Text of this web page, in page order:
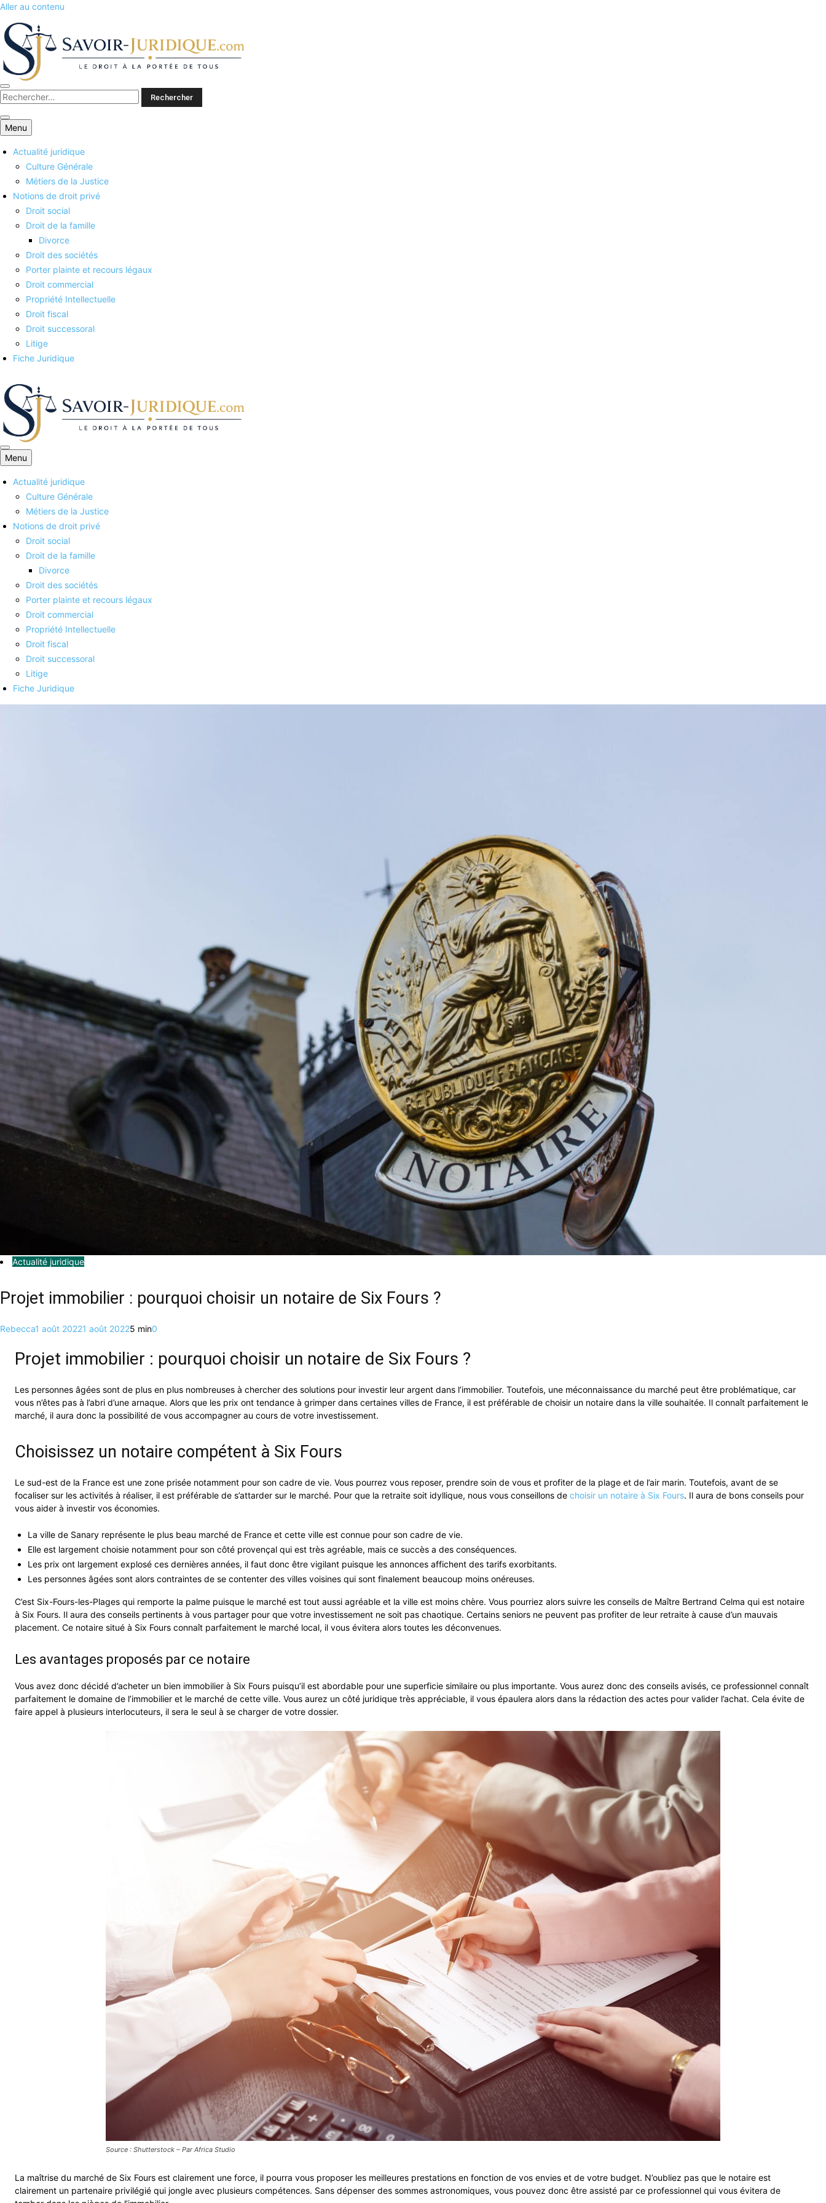
Aller au contenu
Savoirs juridiques
Menu
Actualité juridique
Culture Générale
Métiers de la Justice
Notions de droit privé
Droit social
Droit de la famille
Divorce
Droit des sociétés
Porter plainte et recours légaux
Droit commercial
Propriété Intellectuelle
Droit fiscal
Droit successoral
Litige
Fiche Juridique
Savoirs juridiques
Menu
Actualité juridique
Culture Générale
Métiers de la Justice
Notions de droit privé
Droit social
Droit de la famille
Divorce
Droit des sociétés
Porter plainte et recours légaux
Droit commercial
Propriété Intellectuelle
Droit fiscal
Droit successoral
Litige
Fiche Juridique
Actualité juridique
Projet immobilier : pourquoi choisir un notaire de Six Fours ?
Rebecca1 août 20221 août 20225 min0
Projet immobilier : pourquoi choisir un notaire de Six Fours ?
Les personnes âgées sont de plus en plus nombreuses à chercher des solutions pour investir leur argent dans l’immobilier. Toutefois, une méconnaissance du marché peut être problématique, car
vous n’êtes pas à l’abri d’une arnaque. Alors que les prix ont tendance à grimper dans certaines villes de France, il est préférable de choisir un notaire dans la ville souhaitée. Il connaît parfaitement le
marché, il aura donc la possibilité de vous accompagner au cours de votre investissement.
Choisissez un notaire compétent à Six Fours
Le sud-est de la France est une zone prisée notamment pour son cadre de vie. Vous pourrez vous reposer, prendre soin de vous et profiter de la plage et de l’air marin. Toutefois, avant de se
focaliser sur les activités à réaliser, il est préférable de s’attarder sur le marché. Pour que la retraite soit idyllique, nous vous conseillons de choisir un notaire à Six Fours. Il aura de bons conseils pour
vous aider à investir vos économies.
La ville de Sanary représente le plus beau marché de France et cette ville est connue pour son cadre de vie.
Elle est largement choisie notamment pour son côté provençal qui est très agréable, mais ce succès a des conséquences.
Les prix ont largement explosé ces dernières années, il faut donc être vigilant puisque les annonces affichent des tarifs exorbitants.
Les personnes âgées sont alors contraintes de se contenter des villes voisines qui sont finalement beaucoup moins onéreuses.
C’est Six-Fours-les-Plages qui remporte la palme puisque le marché est tout aussi agréable et la ville est moins chère. Vous pourriez alors suivre les conseils de Maître Bertrand Celma qui est notaire
à Six Fours. Il aura des conseils pertinents à vous partager pour que votre investissement ne soit pas chaotique. Certains seniors ne peuvent pas profiter de leur retraite à cause d’un mauvais
placement. Ce notaire situé à Six Fours connaît parfaitement le marché local, il vous évitera alors toutes les déconvenues.
Les avantages proposés par ce notaire
Vous avez donc décidé d’acheter un bien immobilier à Six Fours puisqu’il est abordable pour une superficie similaire ou plus importante. Vous aurez donc des conseils avisés, ce professionnel connaît
parfaitement le domaine de l’immobilier et le marché de cette ville. Vous aurez un côté juridique très appréciable, il vous épaulera alors dans la rédaction des actes pour valider l’achat. Cela évite de
faire appel à plusieurs interlocuteurs, il sera le seul à se charger de votre dossier.
Source : Shutterstock – Par Africa Studio
La maîtrise du marché de Six Fours est clairement une force, il pourra vous proposer les meilleures prestations en fonction de vos envies et de votre budget. N’oubliez pas que le notaire est
clairement un partenaire privilégié qui jongle avec plusieurs compétences. Sans dépenser des sommes astronomiques, vous pouvez donc être assisté par ce professionnel qui vous évitera de